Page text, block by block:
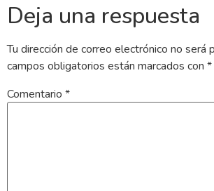
Deja una respuesta
Tu dirección de correo electrónico no será
campos obligatorios están marcados con *
Comentario *